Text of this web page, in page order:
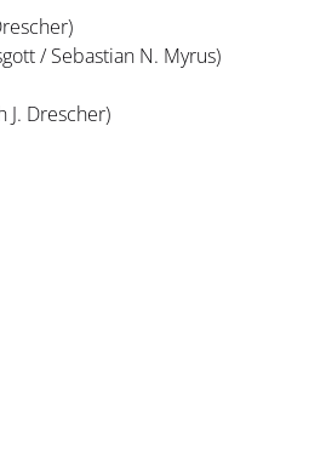
/ Sebastian N. Myrus)
Drescher)